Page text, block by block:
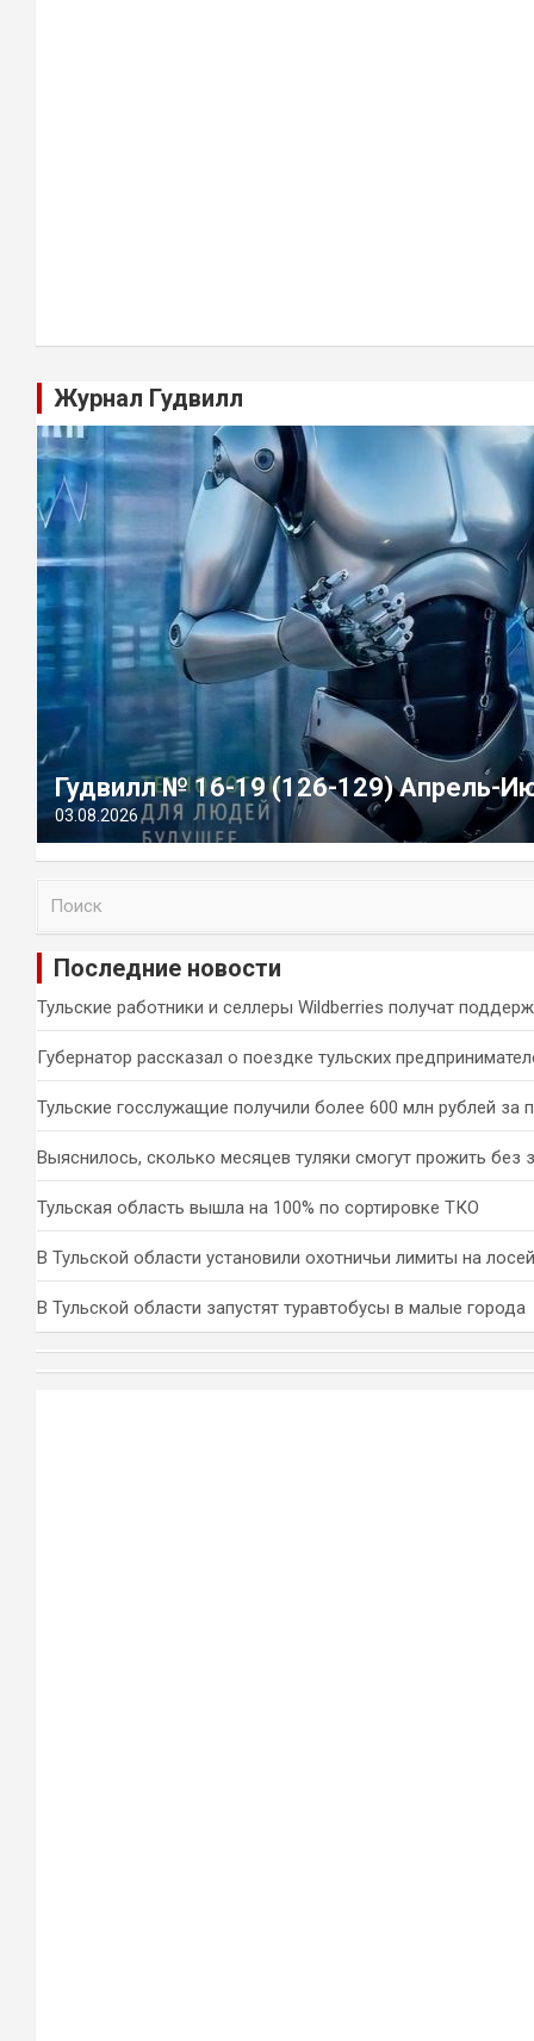
Журнал Гудвилл
Гудвилл № 16-19 (126-129) Апрель-
03.08.2026
и
Последние новости
Тульские работники и селлеры Wildberries получат
Губернатор рассказал о поездке тульских
Тульские госслужащие получили более 600 млн рублей за
Выяснилось, сколько месяцев туляки смогут прожить без
Тульская область вышла на 100% по сортировке ТКО
В Тульской области установили охотничьи лимиты на
В Тульской области запустят туравтобусы в малые города